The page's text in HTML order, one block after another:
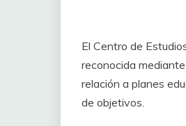
El Centro de
reconocida
relación a planes
de objetivos.